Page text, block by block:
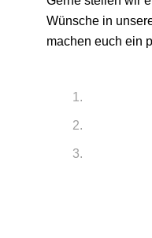
Wünsche in
machen euch ein